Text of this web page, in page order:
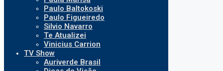
Paulo Baltokoski
Paulo Figueiredo
Silvio Navarro
Te Atualizei
Vinicius Carrion
TV Show
Auriverde Brasil